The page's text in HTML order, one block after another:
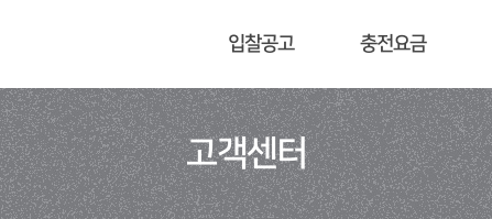
입찰공고 충전요금
고객센터